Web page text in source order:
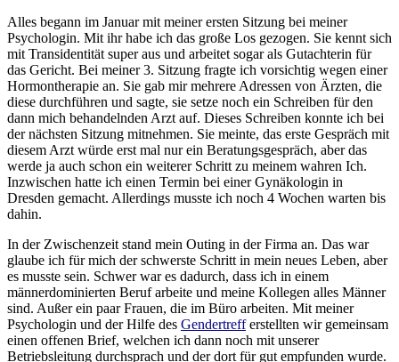
Alles begann im Januar mit meiner ersten Sitzung bei meiner
Psychologin. Mit ihr habe ich das große Los gezogen. Sie kennt sich
mit Transidentität super aus und arbeitet sogar als Gutachterin für
das Gericht. Bei meiner 3. Sitzung fragte ich vorsichtig wegen einer
Hormontherapie an. Sie gab mir mehrere Adressen von Ärzten, die
diese durchführen und sagte, sie setze noch ein Schreiben für den
dann mich behandelnden Arzt auf. Dieses Schreiben konnte ich bei
der nächsten Sitzung mitnehmen. Sie meinte, das erste Gespräch mit
diesem Arzt würde erst mal nur ein Beratungsgespräch, aber das
werde ja auch schon ein weiterer Schritt zu meinem wahren Ich.
Inzwischen hatte ich einen Termin bei einer Gynäkologin in
Dresden gemacht. Allerdings musste ich noch 4 Wochen warten bis
dahin.
In der Zwischenzeit stand mein Outing in der Firma an. Das war
glaube ich für mich der schwerste Schritt in mein neues Leben, aber
es musste sein. Schwer war es dadurch, dass ich in einem
männerdominierten Beruf arbeite und meine Kollegen alles Männer
sind. Außer ein paar Frauen, die im Büro arbeiten. Mit meiner
Psychologin und der Hilfe des Gendertrefferstellten wir gemeinsam
einen offenen Brief, welchen ich dann noch mit unserer
Betriebsleitung durchsprach und der dort für gut empfunden wurde.